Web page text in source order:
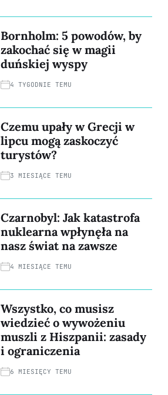
Bornholm: 5 powodów, by
zakochać się w magii
duńskiej wyspy
4 TYGODNIE TEMU
Czemu upały w Grecji w
lipcu mogą zaskoczyć
turystów?
3 MIESIĄCE TEMU
Czarnobyl: Jak katastrofa
nuklearna wpłynęła na
nasz świat na zawsze
4 MIESIĄCE TEMU
Wszystko, co musisz
wiedzieć o wywożeniu
muszli z Hiszpanii: zasady
i ograniczenia
6 MIESIĘCY TEMU